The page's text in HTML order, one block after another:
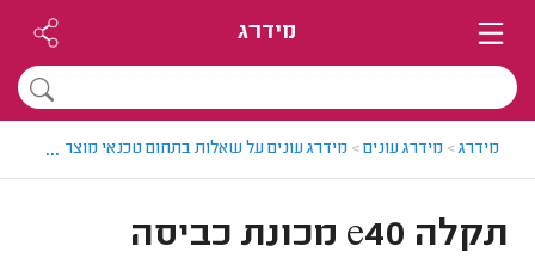
מידרג
מידרג> מידרג עונים> מידרג עונים על שאלות בתחום טכנאי מוצרי חשמל
...
תקלה e40 מכונת כביסה